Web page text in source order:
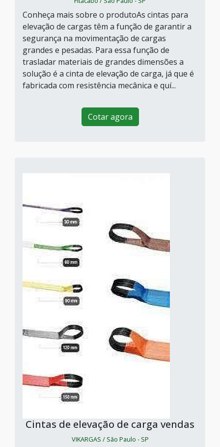
Conheça mais sobre o produtoAs cintas para
elevação de cargas têm a função de garantir a
segurança na movimentação de cargas
grandes e pesadas. Para essa função de
trasladar materiais de grandes dimensões a
solução é a cinta de elevação de carga, já que é
fabricada com resistência mecânica e quí...
Cotar agora
Cintas de elevação de carga vendas
VIKARGAS / São Paulo - SP